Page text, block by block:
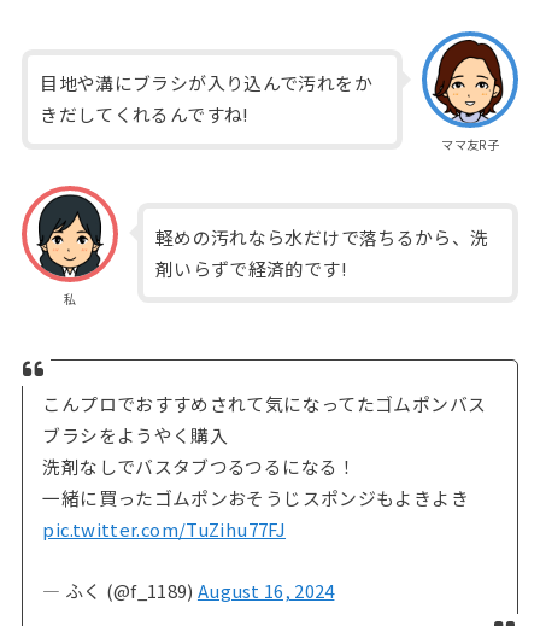
ママ友R子
目地や溝にブラシが入り込んで汚れをか
きだしてくれるんですね!
私
軽めの汚れなら水だけで落ちるから、洗
剤いらずで経済的です!
こんプロでおすすめされて気になってたゴムポンバス
ブラシをようやく購入
洗剤なしでバスタブつるつるになる！
一緒に買ったゴムポンおそうじスポンジもよきよき
pic.twitter.com/TuZihu77FJ
— ふく (@f_1189) August 16, 2024